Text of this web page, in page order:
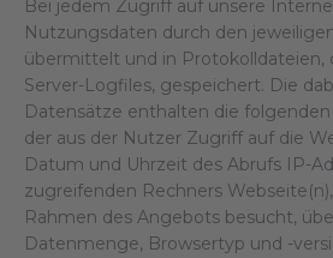
Bei jedem Zugriff auf unsere
Nutzungsdaten durch den
übermittelt und in Protokolldateien,
Server-Logfiles, gespeichert. Die
Datensätze enthalten die
der aus der Nutzer Zugriff auf die
Datum und Uhrzeit des Abrufs IP-
zugreifenden Rechners
Rahmen des Angebots besucht,
Datenmenge, Browsertyp und -